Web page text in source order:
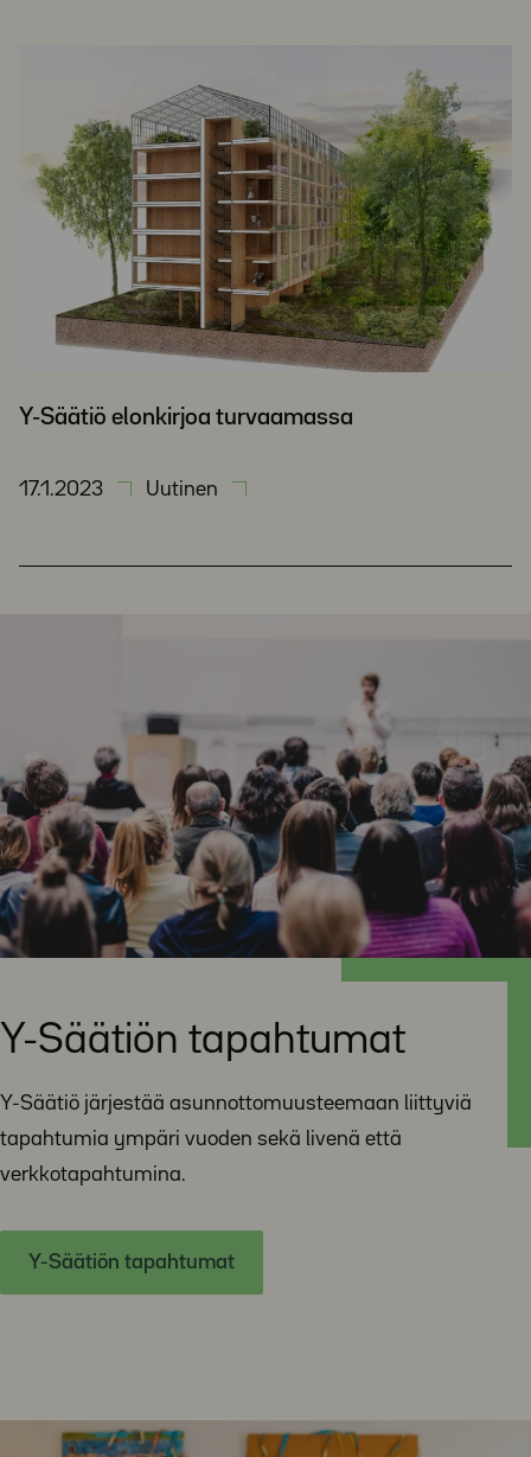
Y-Säätiö elonkirjoa turvaamassa
17.1.2023 Uutinen
Y-Säätiön tapahtumat
Y-Säätiö järjestää asunnottomuusteemaan liittyviä
tapahtumia ympäri vuoden sekä livenä että
verkkotapahtumina.
Y-Säätiön tapahtumat